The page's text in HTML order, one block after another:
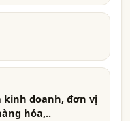
kinh doanh, đơn vị
hóa,..